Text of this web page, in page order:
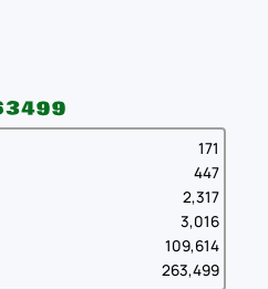
171
447
2,317
3,016
109,614
263,499